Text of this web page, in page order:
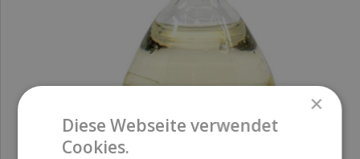
×
Diese Webseite verwendet
Cookies.